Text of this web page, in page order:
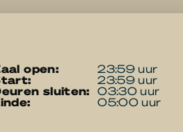
zaal open: 23:59 uur
start: 23:59 uur
deuren sluiten: 03:30 uur
einde: 05:00 uur